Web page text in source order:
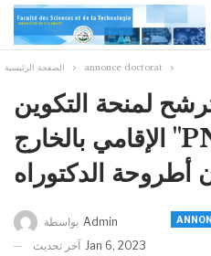
الصفحة الرئيسية annonce doctorat
لمنحة التكوين
الإقامي بالخارج "PNE" للأساتذة
Admin
Jan 6, 2023